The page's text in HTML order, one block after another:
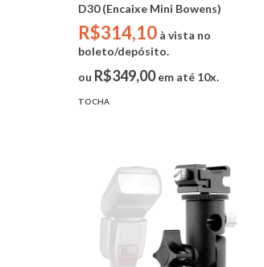
D30 (Encaixe Mini Bowens)
R$314,10 à vista no
boleto/depósito.
ou R$349,00em até 10x.
TOCHA